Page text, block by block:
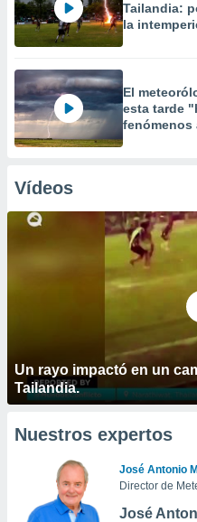
Tailandia:
la
El
esta tarde
fenómenos
Vídeos
Un rayo impactó en un
Tailandia.
Nuestros expertos
José Antonio
Director de
José